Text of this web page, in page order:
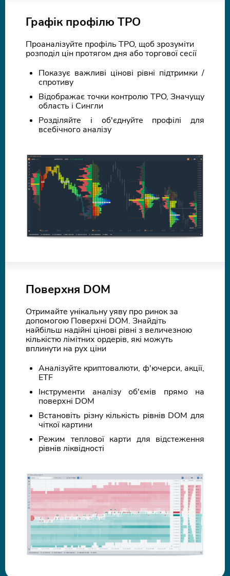
Графік профілю TPO
Проаналізуйте профіль TPO, щоб зрозуміти
розподіл цін протягом дня або торгової сесії
Показує важливі цінові рівні підтримки /
спротиву
Відображає точки контролю TPO, Значущу
область і Сингли
Розділяйте і об'єднуйте профілі для
всебічного аналізу
Поверхня DOM
Отримайте унікальну уяву про ринок за
допомогою Поверхні DOM. Знайдіть
найбільш надійні цінові рівні з величезною
кількістю лімітних ордерів, які можуть
вплинути на рух ціни
Аналізуйте криптовалюти, ф'ючерси, акції,
ETF
Інструменти аналізу об'ємів прямо на
поверхні DOM
Встановіть різну кількість рівнів DOM для
чіткої картини
Режим теплової карти для відстеження
рівнів ліквідності